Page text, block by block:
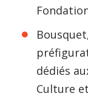
dédiés
Culture